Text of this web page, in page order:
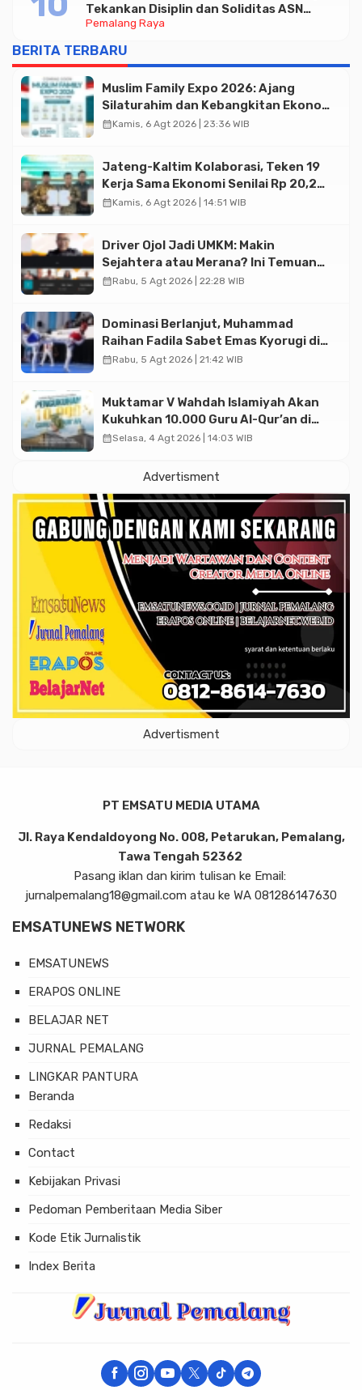
Pemalang Raya
Tekankan Disiplin dan Soliditas ASN
untuk Pelayanan Publik
BERITA TERBARU
Muslim Family Expo 2026: Ajang
Silaturahim dan Kebangkitan Ekonomi
Halal di Jakarta
calendar_monthKamis, 6 Agt 2026 | 23:36 WIB
Jateng-Kaltim Kolaborasi, Teken 19
Kerja Sama Ekonomi Senilai Rp 20,2
Triliun
calendar_monthKamis, 6 Agt 2026 | 14:51 WIB
Driver Ojol Jadi UMKM: Makin
Sejahtera atau Merana? Ini Temuan
Diskusi Paramadina
calendar_monthRabu, 5 Agt 2026 | 22:28 WIB
Dominasi Berlanjut, Muhammad
Raihan Fadila Sabet Emas Kyorugi di
Asian Taekwondo Indonesia Open
calendar_monthRabu, 5 Agt 2026 | 21:42 WIB
Muktamar V Wahdah Islamiyah Akan
Kukuhkan 10.000 Guru Al-Qur’an di
Masjid Istiqlal
calendar_monthSelasa, 4 Agt 2026 | 14:03 WIB
Advertisment
Advertisment
PT EMSATU MEDIA UTAMA
Jl. Raya Kendaldoyong No. 008, Petarukan, Pemalang,
Tawa Tengah 52362
Pasang iklan dan kirim tulisan ke Email:
jurnalpemalang18@gmail.com atau ke WA 081286147630
EMSATUNEWS NETWORK
EMSATUNEWS
ERAPOS ONLINE
BELAJAR NET
JURNAL PEMALANG
LINGKAR PANTURA
Beranda
Redaksi
Contact
Kebijakan Privasi
Pedoman Pemberitaan Media Siber
Kode Etik Jurnalistik
Index Berita